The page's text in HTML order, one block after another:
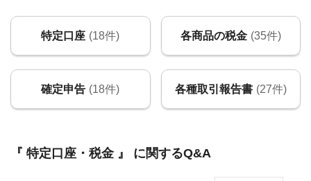
特定口座 (18件) 各商品の税金 (35件)
確定申告 (18件) 各種取引報告書 (27件)
『 特定口座・税金 』 に関するQ&A